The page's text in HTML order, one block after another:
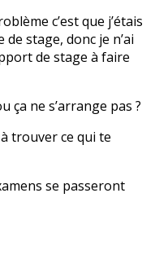
c’est que j’étais
stage, donc je n’ai
de stage à faire
ça ne s’arrange pas ?
trouver ce qui te
se passeront